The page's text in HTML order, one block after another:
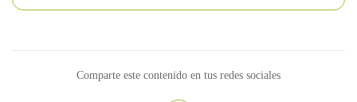
Comparte este contenido en tus redes sociales